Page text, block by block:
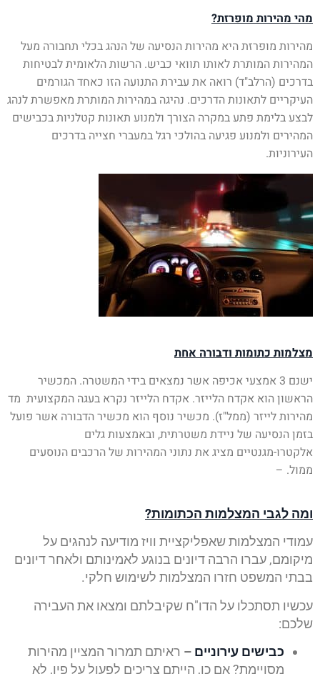
מהי מהירות מופרזת?
מהירות מופרזת היא מהירות הנסיעה של הנהג בכלי תחבורה מעל
המהירות המותרת לאותו תוואי כביש. הרשות הלאומית לבטיחות
בדרכים (הרלב"ד) רואה את עבירת התנועה הזו כאחד הגורמים
העיקריים לתאונות הדרכים. נהיגה במהירות המותרת מאפשרת לנהג
לבצע בלימת פתע במקרה הצורך ולמנוע תאונות קטלניות בכבישים
המהירים ולמנוע פגיעה בהולכי רגל במעברי חצייה בדרכים
העירוניות.
מצלמות כתומות ודבורה אחת
ישנם 3 אמצעי אכיפה אשר נמצאים בידי המשטרה. המכשיר
הראשון הוא אקדח הלייזר. אקדח הלייזר נקרא בעגה המקצועית מד
מהירות לייזר (ממל"ז). מכשיר נוסף הוא מכשיר הדבורה אשר פועל
בזמן הנסיעה של ניידת משטרתית, ובאמצעות גלים
אלקטרו-מגנטיים מציג את נתוני המהירות של הרכבים הנוסעים
ממול. –
ומה לגבי המצלמות הכתומות?
עמודי המצלמות שאפליקציית וויז מודיעה לנהגים על
מיקומם, עברו הרבה דיונים בנוגע לאמינותם ולאחר דיונים
בבתי המשפט חזרו המצלמות לשימוש חלקי.
עכשיו תסתכלו על הדו"ח שקיבלתם ומצאו את העבירה
שלכם:
כבישים עירוניים – ראיתם תמרור המציין מהירות
מסויימת? אם כן, הייתם צריכים לפעול על פיו, לא